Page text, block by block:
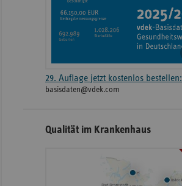
29. Auflage jetzt kostenlos bestellen:
basisdaten@vdek.com
Qualität im Krankenhaus